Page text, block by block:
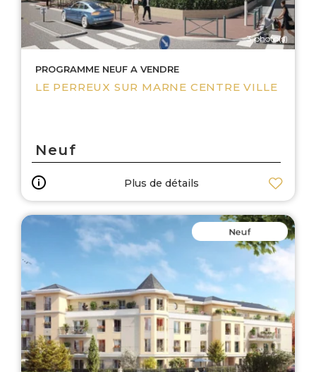
3 photo(s)
PROGRAMME NEUF A VENDRE
LE PERREUX SUR MARNE CENTRE VILLE
Neuf
Plus de détails